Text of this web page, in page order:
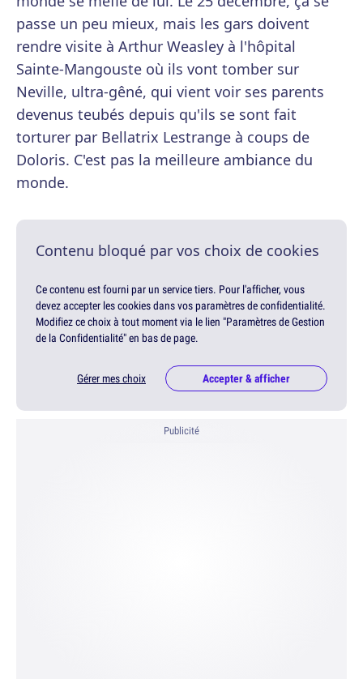
passe un peu mieux, mais les gars doivent
rendre visite à Arthur Weasley à l'hôpital
Sainte-Mangouste où ils vont tomber sur
Neville, ultra-gêné, qui vient voir ses parents
devenus teubés depuis qu'ils se sont fait
torturer par Bellatrix Lestrange à coups de
Doloris. C'est pas la meilleure ambiance du
monde.
Contenu bloqué par vos choix de cookies
Ce contenu est fourni par un service tiers. Pour l'afficher, vous
devez accepter les cookies dans vos paramètres de confidentialité.
Modifiez ce choix à tout moment via le lien "Paramètres de Gestion
de la Confidentialité" en bas de page.
Gérer mes choix Accepter & afficher
Publicité